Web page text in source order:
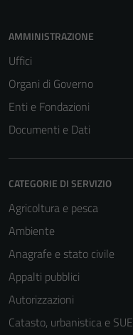
AMMINISTRAZIONE
Uffici
Organi di Governo
Enti e Fondazioni
Documenti e Dati
CATEGORIE DI SERVIZIO
Agricoltura e pesca
Ambiente
Anagrafe e stato civile
Appalti pubblici
Autorizzazioni
Catasto, urbanistica e SUE